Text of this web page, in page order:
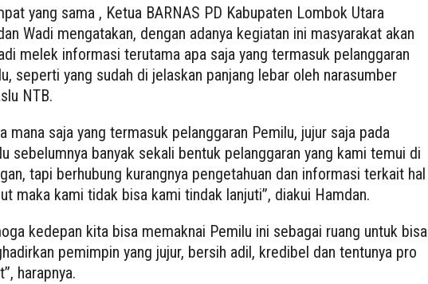
yang sama , Ketua BARNAS PD Kabupaten Lombok Utara
Wadi mengatakan, dengan adanya kegiatan ini masyarakat akan
melek informasi terutama apa saja yang termasuk pelanggaran
seperti yang sudah di jelaskan panjang lebar oleh narasumber
NTB.
mana saja yang termasuk pelanggaran Pemilu, jujur saja pada
sebelumnya banyak sekali bentuk pelanggaran yang kami temui di
tapi berhubung kurangnya pengetahuan dan informasi terkait hal
maka kami tidak bisa kami tindak lanjuti”, diakui Hamdan.
kedepan kita bisa memaknai Pemilu ini sebagai ruang untuk bisa
pemimpin yang jujur, bersih adil, kredibel dan tentunya pro
harapnya.